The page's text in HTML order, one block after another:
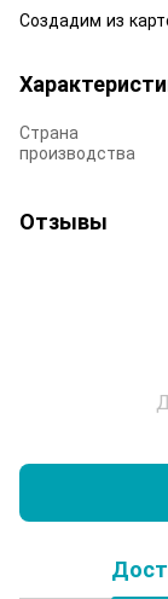
Создадим из
Страна
производства
Отзывы